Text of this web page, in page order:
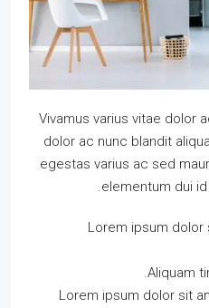
Vivamus varius vitae dolor
dolor ac nunc blandit
egestas varius ac sed
elementum dui
Lorem ipsum
Aliquam
Lorem ipsum dolor sit